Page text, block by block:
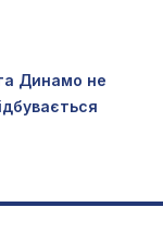
Динамо не